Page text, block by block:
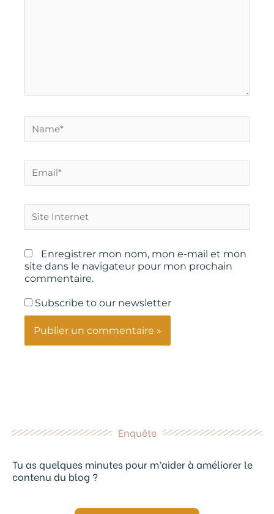
Internet
Enregistrer mon nom, mon e-mail et mon
site dans le navigateur pour mon prochain
commentaire.
Subscribe to our newsletter
Enquête
Tu as quelques minutes pour m’aider à améliorer le
contenu du blog ?